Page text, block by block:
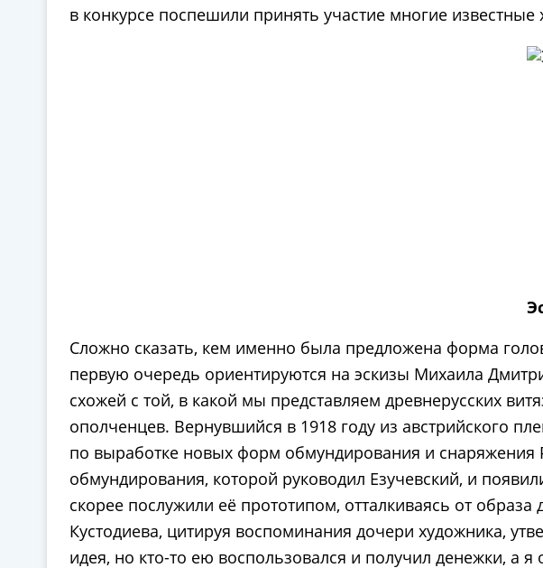
в конкурсе поспешили принять участие многие
Сложно сказать, кем именно была предложена форма
первую очередь ориентируются на эскизы Михаила
схожей с той, в какой мы представляем древнерусских
ополченцев. Вернувшийся в 1918 году из австрийского
по выработке новых форм обмундирования и
обмундирования, которой руководил Езучевский, и
скорее послужили её прототипом, отталкиваясь от
Кустодиева, цитируя воспоминания дочери художника,
идея, но кто-то ею воспользовался и получил денежки, а